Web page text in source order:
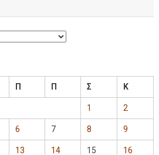
Π Π Σ Κ
1 2
6 7 8 9
13 14 15 16